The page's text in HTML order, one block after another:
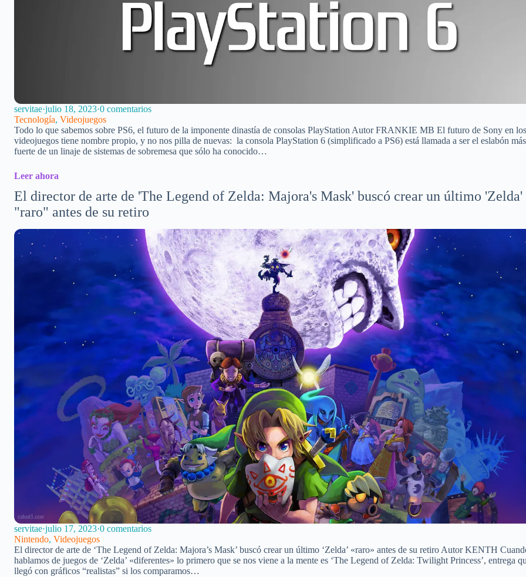
servitae·julio 18, 2023·0 comentarios
Tecnología, Videojuegos
Todo lo que sabemos sobre PS6, el futuro de la imponente dinastía de consolas PlayStation Autor FRANKIE MB El futuro de Sony en los
videojuegos tiene nombre propio, y no nos pilla de nuevas: la consola PlayStation 6 (simplificado a PS6) está llamada a ser el eslabón más
fuerte de un linaje de sistemas de sobremesa que sólo ha conocido…
Leer ahora
El director de arte de 'The Legend of Zelda: Majora's Mask' buscó crear un último 'Zelda'
"raro" antes de su retiro
servitae·julio 17, 2023·0 comentarios
Nintendo, Videojuegos
El director de arte de ‘The Legend of Zelda: Majora’s Mask’ buscó crear un último ‘Zelda’ «raro» antes de su retiro Autor KENTH
hablamos de juegos de ‘Zelda’ «diferentes» lo primero que se nos viene a la mente es ‘The Legend of Zelda: Twilight Princess’, entrega
llegó con gráficos “realistas” si los comparamos…